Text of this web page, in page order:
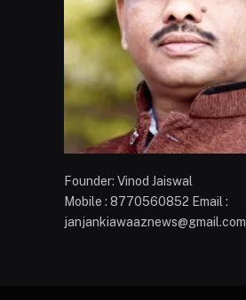
Founder: Vinod Jaiswal
Mobile : 8770560852 Email :
janjankiawaaznews@gmail.com